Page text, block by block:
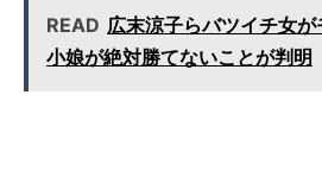
READ 広末涼子らバツイチ女が
小娘が絶対勝てないことが判明